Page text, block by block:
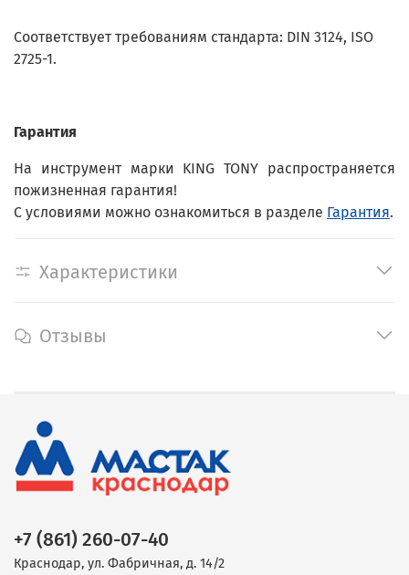
Соответствует требованиям стандарта: DIN 3124, ISO
2725-1.
Гарантия
На инструмент марки KING TONY распространяется
пожизненная гарантия!
С условиями можно ознакомиться в разделе Гарантия.
Характеристики
Отзывы
+7 (861) 260-07-40
Краснодар, ул. Фабричная, д. 14/2